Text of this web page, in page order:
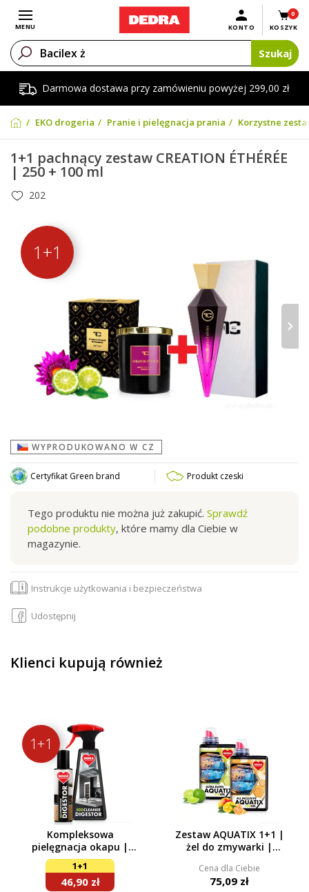
Darmowa dostawa przy zamówieniu powyżej 299,00 zł
Otwórz menu
MENU
0
KOSZYK
KONTO
Szukaj
EKO drogeria Pranie i pielęgnacja prania Korzystne
1+1 pachnący zestaw CREATION ÉTHÉRÉE
| 250 + 100 ml
202
1+1
›
WYPRODUKOWANO W CZ
Certyfikat Green brand Produkt czeski
Tego produktu nie można już zakupić. Sprawdź
podobne produkty, które mamy dla Ciebie w
magazynie.
Instrukcje użytkowania i bezpieczeństwa
Udostępnij
Klienci kupują również
1+1
Kompleksowa
pielęgnacja okapu |
Środek czyszczący +
spray impregnujący |
500 ml + 200 ml
1+1
46,90 zł
Zestaw AQUATIX 1+1 |
żel do zmywarki |
INCLUSIVE | 115 myć
Cena dla Ciebie
75,09 zł